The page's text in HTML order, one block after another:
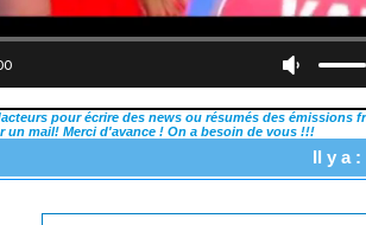
pour écrire des news ou résumés des
un mail! Merci d'avance ! On a besoin de vous !!!
Il y a